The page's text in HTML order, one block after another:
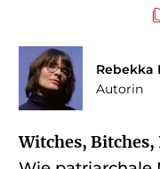
Rebekka
Autorin
Witches,